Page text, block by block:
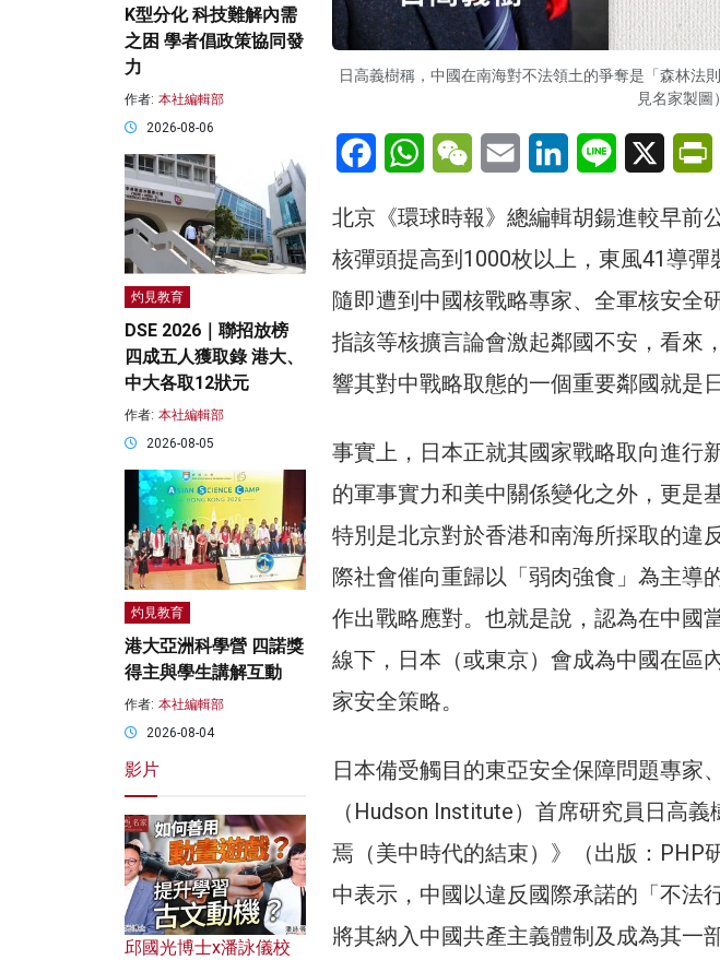
日高義樹稱，中國在南海對不法領土的爭奪是「森林法
見名家製圖）
FacebookWhatsAppWeChatEmail LinkedInLine X
北京《環球時報》總編輯胡鍚進較早前
核彈頭提高到1000枚以上，東風41導
隨即遭到中國核戰略專家、全軍核安全
指該等核擴言論會激起鄰國不安，看來
響其對中戰略取態的一個重要鄰國就是日
事實上，日本正就其國家戰略取向進行
的軍事實力和美中關係變化之外，更是
特別是北京對於香港和南海所採取的違
際社會催向重歸以「弱肉強食」為主導
作出戰略應對。也就是說，認為在中國
線下，日本（或東京）會成為中國在區
家安全策略。
日本備受觸目的東亞安全保障問題專家
（Hudson Institute）首席研究員日高
焉（美中時代的結束）》（出版：PHP
中表示，中國以違反國際承諾的「不法
將其納入中國共產主義體制及成為其一
K型分化 科技難解內需
之困 學者倡政策協同發
力
作者: 本社編輯部
2026-08-06
灼見教育
DSE 2026｜聯招放榜
四成五人獲取錄 港大、
中大各取12狀元
作者: 本社編輯部
2026-08-05
灼見教育
港大亞洲科學營 四諾獎
得主與學生講解互動
作者: 本社編輯部
2026-08-04
影片
邱國光博士x潘詠儀校